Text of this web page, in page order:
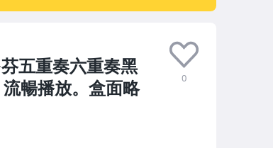
五重奏六重奏黑
暢播放。盒面略
0